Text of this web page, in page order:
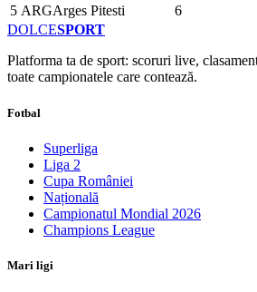
5 ARGArges Pitesti
6
DOLCESPORT
Platforma ta de sport: scoruri live,
toate campionatele care contează.
Fotbal
Superliga
Liga 2
Cupa României
Națională
Campionatul Mondial 2026
Champions League
Mari ligi